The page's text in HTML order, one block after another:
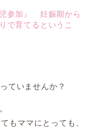
参加』 妊娠期から
で育てるというこ
ていませんか？
もママにとっても、